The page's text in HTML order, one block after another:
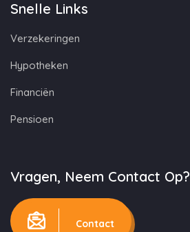
Snelle Links
Verzekeringen
Hypotheken
Financiën
Pensioen
Vragen, Neem Contact Op?
Contact